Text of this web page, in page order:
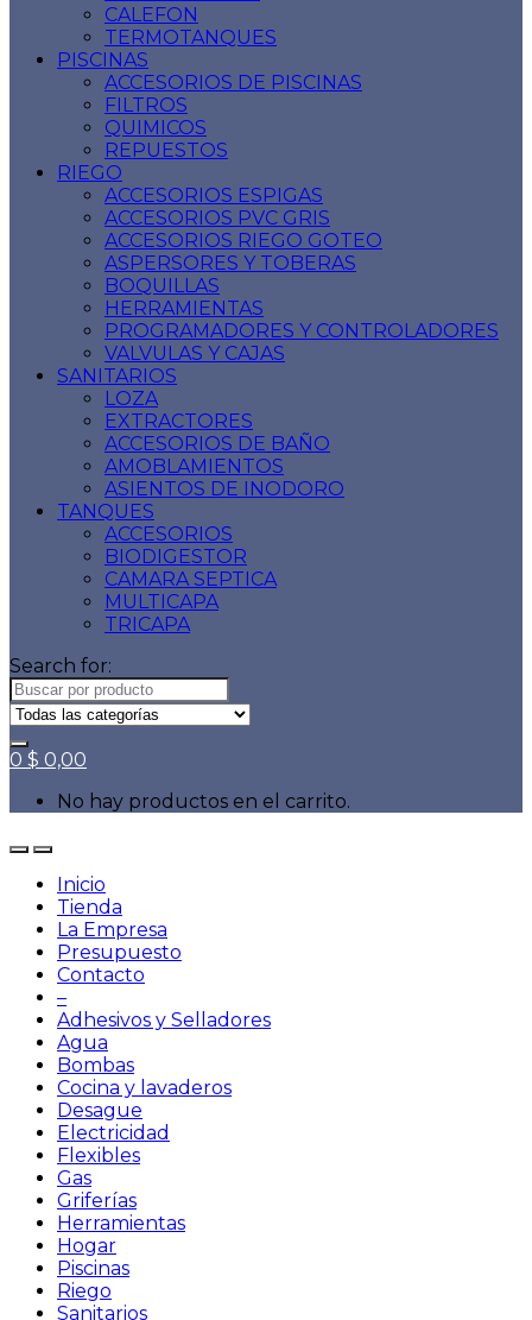
CALEFON
TERMOTANQUES
PISCINAS
ACCESORIOS DE PISCINAS
FILTROS
QUIMICOS
REPUESTOS
RIEGO
ACCESORIOS ESPIGAS
ACCESORIOS PVC GRIS
ACCESORIOS RIEGO GOTEO
ASPERSORES Y TOBERAS
BOQUILLAS
HERRAMIENTAS
PROGRAMADORES Y CONTROLADORES
VALVULAS Y CAJAS
SANITARIOS
LOZA
EXTRACTORES
ACCESORIOS DE BAÑO
AMOBLAMIENTOS
ASIENTOS DE INODORO
TANQUES
ACCESORIOS
BIODIGESTOR
CAMARA SEPTICA
MULTICAPA
TRICAPA
Search for:
0 $ 0,00
No hay productos en el carrito.
Inicio
Tienda
La Empresa
Presupuesto
Contacto
–
Adhesivos y Selladores
Agua
Bombas
Cocina y lavaderos
Desague
Electricidad
Flexibles
Gas
Griferías
Herramientas
Hogar
Piscinas
Riego
Sanitarios